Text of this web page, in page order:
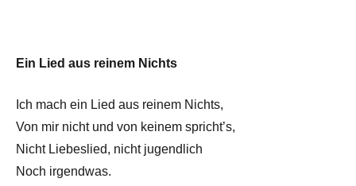
Ein Lied aus reinem Nichts
Ich mach ein Lied aus reinem Nichts,
Von mir nicht und von keinem spricht’s,
Nicht Liebeslied, nicht jugendlich
Noch irgendwas.